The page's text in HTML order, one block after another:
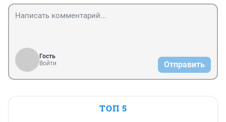
Гость
Войти
Отправить
ТОП 5